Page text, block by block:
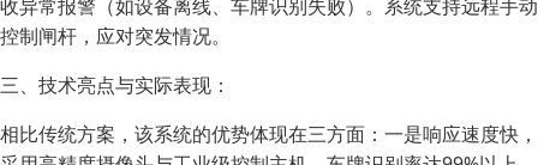
收异常报警（如设备离线、车牌识别失败）。系统支持远程手动
控制闸杆，应对突发情况。
三、技术亮点与实际表现：
相比传统方案，该系统的优势体现在三方面：一是响应速度快，